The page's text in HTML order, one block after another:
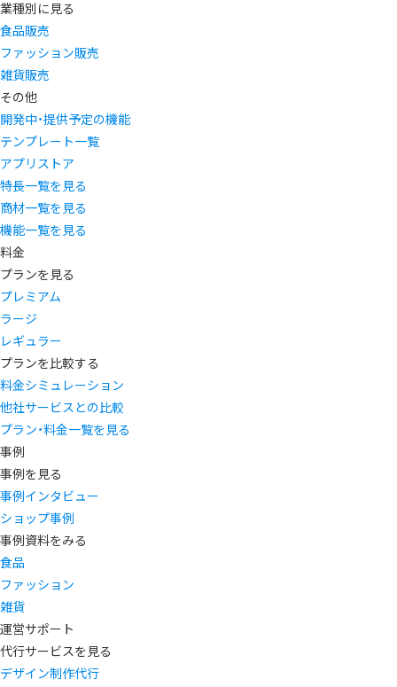
業種別に見る
食品販売
ファッション販売
雑貨販売
その他
開発中・提供予定の機能
テンプレート一覧
アプリストア
特長一覧を見る
商材一覧を見る
機能一覧を見る
料金
プランを見る
プレミアム
ラージ
レギュラー
プランを比較する
料金シミュレーション
他社サービスとの比較
プラン・料金一覧を見る
事例
事例を見る
事例インタビュー
ショップ事例
事例資料をみる
食品
ファッション
雑貨
運営サポート
代行サービスを見る
デザイン制作代行